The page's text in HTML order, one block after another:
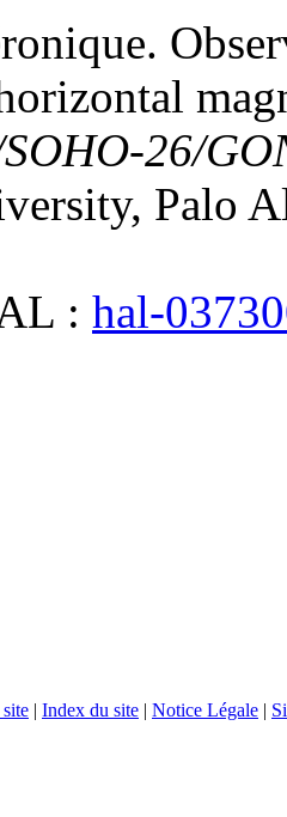
.
26/
Palo
: hal-
| Index du site | Notice Légale |